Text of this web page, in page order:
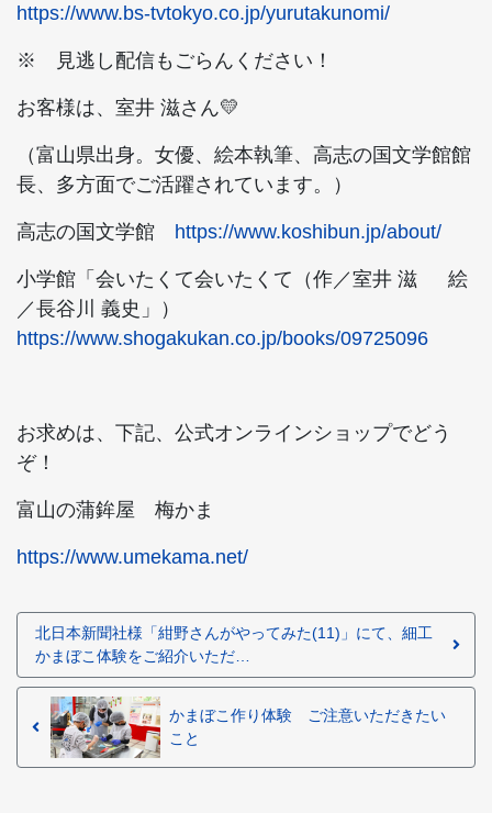
https://www.bs-tvtokyo.co.jp/yurutakunomi/
※ 見逃し配信もごらんください！
お客様は、室井 滋さん💛
（富山県出身。女優、絵本執筆、高志の国文学館館
長、多方面でご活躍されています。）
高志の国文学館 https://www.koshibun.jp/about/
小学館「会いたくて会いたくて（作／室井 滋 絵
／長谷川 義史」）
https://www.shogakukan.co.jp/books/09725096
お求めは、下記、公式オンラインショップでどう
ぞ！
富山の蒲鉾屋 梅かま
https://www.umekama.net/
北日本新聞社様「紺野さんがやってみた(11)」にて、細工
かまぼこ体験をご紹介いただ…
かまぼこ作り体験 ご注意いただきたい
こと